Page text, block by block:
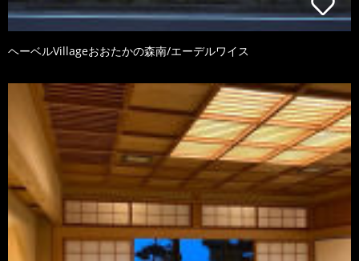
ヘーベルVillageおおたかの森南/エーデルワイス